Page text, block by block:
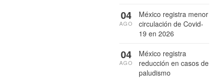
México registra menor
circulación de Covid-
19 en 2026
04
AGO
México registra
reducción en casos de
paludismo
04
AGO